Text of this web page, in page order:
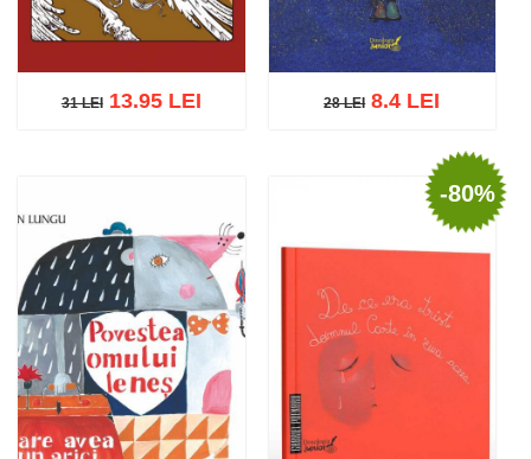
31 LEI
31 LEI13.95 LEI 28 LEI
Wishlist
28 LEI8.4 LEI
-80%